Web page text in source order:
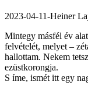
2023-04-11-Heiner
Mintegy másfél év
felvételét, melyet –
hallottam. Nekem
ezüstkorongja.
S íme, ismét itt egy